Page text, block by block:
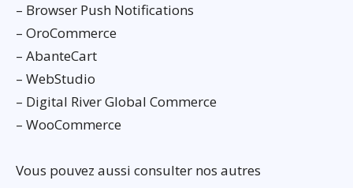
– Browser Push Notifications
– OroCommerce
– AbanteCart
– WebStudio
– Digital River Global Commerce
– WooCommerce
Vous pouvez aussi consulter nos autres